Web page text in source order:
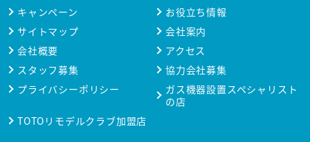
キャンペーン
お役立ち情報
サイトマップ
会社案内
会社概要
アクセス
スタッフ募集
協力会社募集
プライバシーポリシー
ガス機器設置スペシャリスト
の店
TOTOリモデルクラブ加盟店